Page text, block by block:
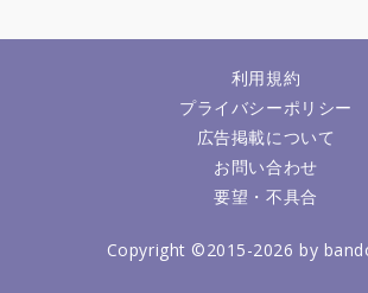
利用規約
プライバシーポリシー
広告掲載について
お問い合わせ
要望・不具合
Copyright ©2015-2026 by